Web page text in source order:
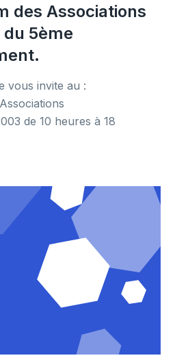
des Associations
5ème
vous invite au :
de 10 heures à 18